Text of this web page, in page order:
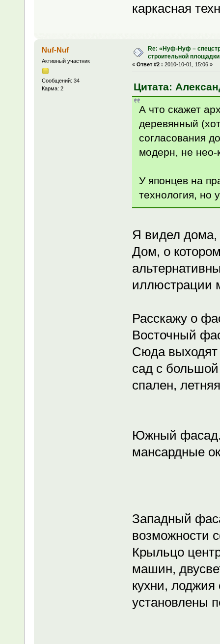
каркасная
Nuf-Nuf
Активный участник
Сообщений: 34
Карма: 2
Re: «Нуф-Нуф –
строительной
« Ответ #2 : 2010-10-01, 15:06 »
Цитата:
А что скажет
деревянный
согласования
модерн, не нео-
У японцев на
технология, но
Я видел дома,
Дом, о
иллюстрации
Расскажу о
Восточный
Сюда выходят
сад с
спален,
Южный фасад.
мансардные
Западный
возможности
Крыльцо
машин,
кухни,
установлены